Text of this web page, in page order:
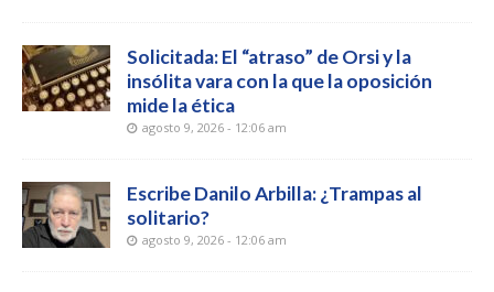
Solicitada: El “atraso” de Orsi y la
insólita vara con la que la oposición
mide la ética
agosto 9, 2026 - 12:06 am
Escribe Danilo Arbilla: ¿Trampas al
solitario?
agosto 9, 2026 - 12:06 am